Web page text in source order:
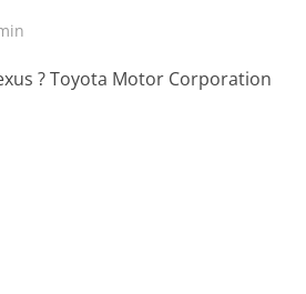
? Toyota Motor Corporation